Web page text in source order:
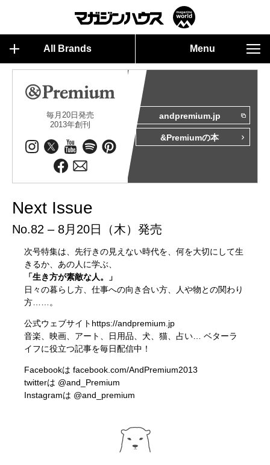
All Brands Menu
毎月20日発売
2013年創刊
andpremium.jp
&Premiumの本
Next Issue
No.82 – 8月20日（木）発売
次号特集は、先行きの見えない時代を、何を大切にして生
きるか、あの人に学ぶ、
「生き方が素敵な人。」
日々の暮らし方、仕事への向き合い方、人や物との関わり
方……。
公式ウェブサイト https://andpremium.jp
音楽、映画、アート、日用品、犬、猫、占い… ベターラ
イフに役立つ記事を毎日配信中！
Facebookはfacebook.com/AndPremium2013
twitterは @and_Premium
Instagramは @and_premium